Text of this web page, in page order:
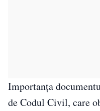
Importanța
de Codul Civil, care